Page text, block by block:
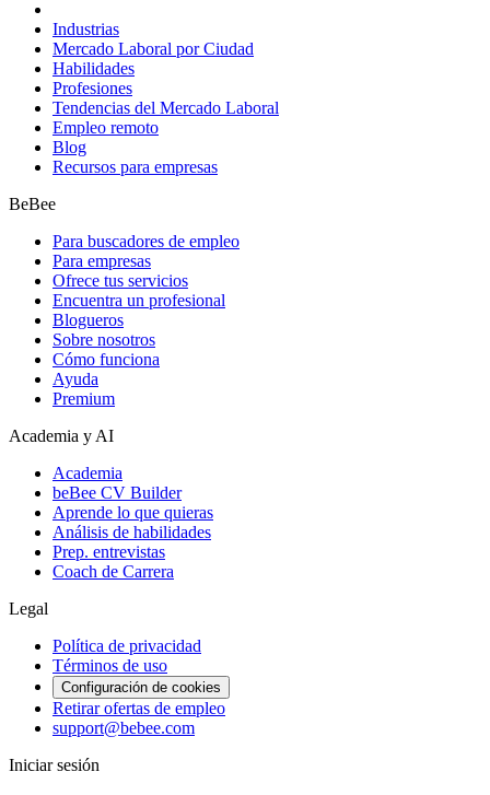
Industrias
Mercado Laboral por Ciudad
Habilidades
Profesiones
Tendencias del Mercado Laboral
Empleo remoto
Blog
Recursos para empresas
BeBee
Para buscadores de empleo
Para empresas
Ofrece tus servicios
Encuentra un profesional
Blogueros
Sobre nosotros
Cómo funciona
Ayuda
Premium
Academia y AI
Academia
beBee CV Builder
Aprende lo que quieras
Análisis de habilidades
Prep. entrevistas
Coach de Carrera
Legal
Política de privacidad
Términos de uso
Configuración de cookies
Retirar ofertas de empleo
support@bebee.com
Iniciar sesión